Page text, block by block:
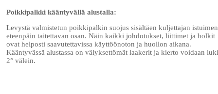
Poikkipalkki kääntyvällä alustalla:
Levystä valmistetun poikkipalkin suojus sisältäen kuljettajan istuimen
eteenpäin taitettavan osan. Näin kaikki johdotukset, liittimet ja holkit
ovat helposti saavutettavissa käyttöönoton ja huollon aikana.
Kääntyvässä alustassa on välyksettömät laakerit ja kierto voidaan
2° välein.